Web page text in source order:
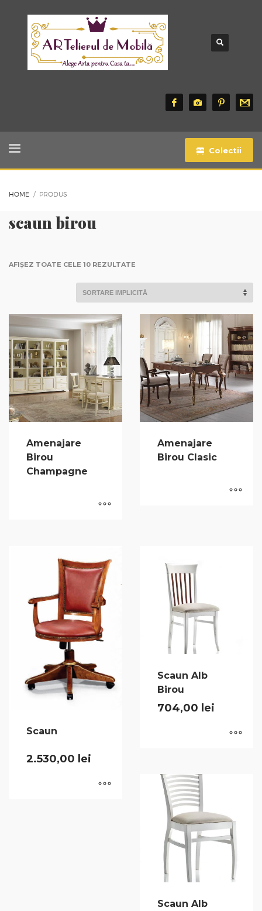
Colectii
HOME PRODUS
scaun birou
AFIȘEZ TOATE CELE 10 REZULTATE
Amenajare
Birou
Champagne
Amenajare
Birou Clasic
Scaun
2.530,00 lei
Scaun Alb
Birou
704,00 lei
Scaun Alb